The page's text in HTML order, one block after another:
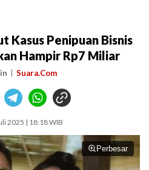
Kasus Penipuan Bisnis
Hampir Rp7 Miliar
Suara.Com
2025 | 18:18 WIB
Perbesar